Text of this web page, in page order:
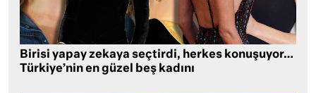
Birisi yapay zekaya seçtirdi, herkes konuşuyor…
Türkiye’nin en güzel beş kadını